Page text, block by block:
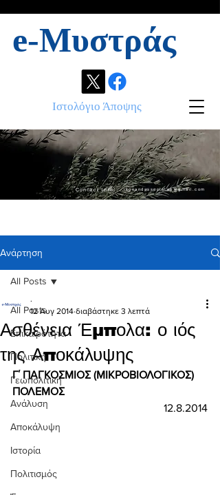
e-Μυστράς
Ιστολόγιο Άποψης
Contact info: ikonandassociates@gmail.com
Ανάρτηση
All Posts
Επικαιρότητα
Πολιτική
Γεωπολιτική
Ανάλυση
Αποκάλυψη
Ιστορία
Πολιτισμός
All Posts
Ασθένεια Έμπολα: ο ιός
της Αποκάλυψης
.
12 Αυγ 2014 διαβάστηκε 3 λεπτά
Γ΄ ΠΑΓΚΟΣΜΙΟΣ (ΜΙΚΡΟΒΙΟΛΟΓΙΚΟΣ)
ΠΟΛΕΜΟΣ
12.8.2014